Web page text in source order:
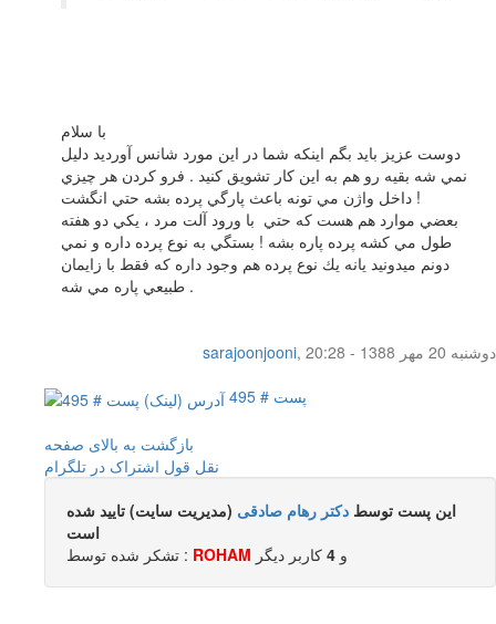
با سلام
دوست عزيز بايد بگم اينكه شما در اين مورد شانس آورديد دليل
نمي شه بقيه رو هم به اين كار تشويق كنيد . فرو كردن هر چيزي
داخل واژن مي تونه باعث پارگي پرده بشه حتي انگشت !
بعضي موارد هم هست كه حتي با ورود آلت مرد ، يكي دو هفته
طول مي كشه پرده پاره بشه ! بستگي به نوع پرده داره و نمي
دونم ميدونيد يانه يك نوع پرده هم وجود داره كه فقط با زايمان
طبيعي پاره مي شه .
sarajoonjooni,
دوشنبه 20 مهر 1388 - 20:28
پست # 495
بازگشت به بالای صفحه
نقل قول اشتراک در تلگرام
این پست توسط دکتر رهام صادقی (مدیریت سایت) تایید شده
است
تشکر شده توسط : ROHAM و 4 کاربر ديگر